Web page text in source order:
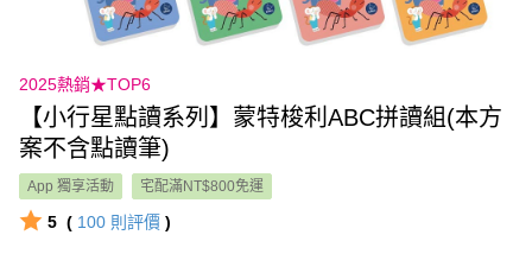
2025熱銷★TOP6
【小行星點讀系列】蒙特梭利ABC拼讀組(本方
案不含點讀筆)
App 獨享活動 宅配滿NT$800免運
5 ( 100 則評價 )